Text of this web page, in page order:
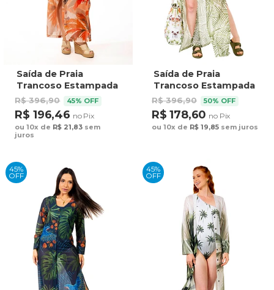
Saída de Praia
Trancoso Estampada
Coqueiros Aquarela
R$ 396,90 45% OFF
R$ 196,46 no Pix
ou 10x de R$ 21,83 sem
juros
Saída de Praia
Trancoso Estampada
Bananeiras Vetor
Fundo Off
R$ 396,90 50% OFF
R$ 178,60 no Pix
ou 10x de R$ 19,85sem juros
45%
OFF
45%
OFF